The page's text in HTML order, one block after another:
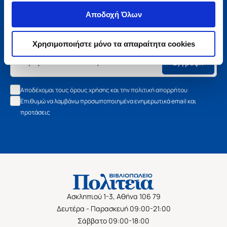
Αποδοχή Όλων
Χρησιμοποιήστε μόνο τα απαραίτητα cookies
Μάθετε τα νέα της Πολιτείας
Εγγραφείτε στο newsletter μας και μάθετε πρώτοι όλα τα
νέα βιβλία, τις εξαιρετικές τιμές και τις εκδηλώσεις μας.
Εγγραφή
Αποδέχομαι τους όρους χρήσης και την πολιτική απορρήτου
Επιθυμώ να λαμβάνω προσωποποιημένα ενημερωτικά email και
προτάσεις
Ασκληπιού 1-3, Αθήνα 106 79
Δευτέρα - Παρασκευή 09:00-21:00
Σάββατο 09:00-18:00